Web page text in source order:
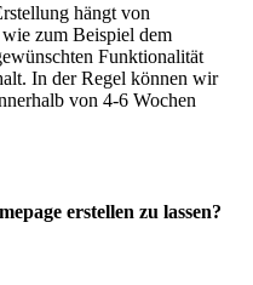
hängt von
zum Beispiel dem
Funktionalität
In der Regel können wir
von 4-6 Wochen
erstellen zu lassen?